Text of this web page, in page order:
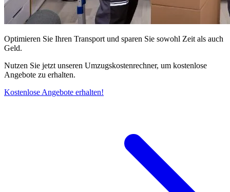
Optimieren Sie Ihren Transport und sparen Sie sowohl Zeit als auch
Geld.
Nutzen Sie jetzt unseren Umzugskostenrechner, um kostenlose
Angebote zu erhalten.
Kostenlose Angebote erhalten!